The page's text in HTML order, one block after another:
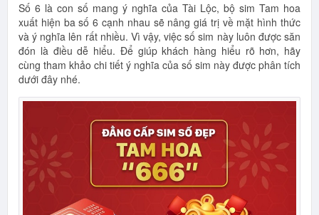
Số 6 là con số mang ý nghĩa của Tài Lộc, bộ sim Tam hoa
xuất hiện ba số 6 cạnh nhau sẽ nâng giá trị về mặt hình thức
và ý nghĩa lên rất nhiều. Vì vậy, việc số sim này luôn được săn
đón là điều dễ hiểu. Để giúp khách hàng hiểu rõ hơn, hãy
cùng tham khảo chi tiết ý nghĩa của số sim này được phân tích
dưới đây nhé.